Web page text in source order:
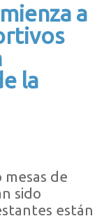
a
la
de
sido
están